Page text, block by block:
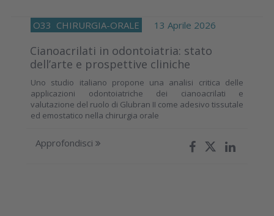
O33 CHIRURGIA-ORALE 13 Aprile 2026
Cianoacrilati in odontoiatria: stato
dell’arte e prospettive cliniche
Uno studio italiano propone una analisi critica delle
applicazioni odontoiatriche dei cianoacrilati e
valutazione del ruolo di Glubran II come adesivo tissutale
ed emostatico nella chirurgia orale
Approfondisci